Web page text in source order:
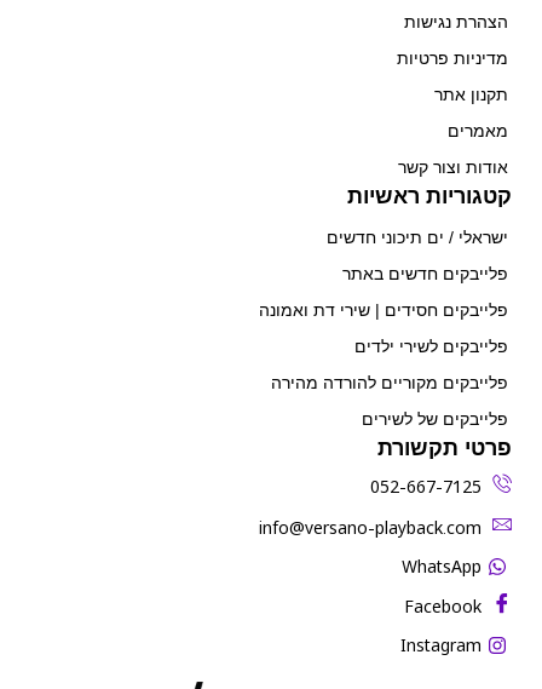
הצהרת נגישות
מדיניות פרטיות
תקנון אתר
מאמרים
אודות וצור קשר
קטגוריות ראשיות
ישראלי / ים תיכוני חדשים
פלייבקים חדשים באתר
פלייבקים חסידים | שירי דת ואמונה
פלייבקים לשירי ילדים
פלייבקים מקוריים להורדה מהירה
פלייבקים של לשירים
פרטי תקשורת
052-667-7125
‫info@versano-playback.com‬
WhatsApp
Facebook
Instagram